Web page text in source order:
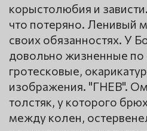
корыстолюбия и
что потеряно. Ленивый
своих обязанностях. У
довольно жизненные
гротесковые,
изображения. "ГНЕВ".
толстяк, у которого
между колен,